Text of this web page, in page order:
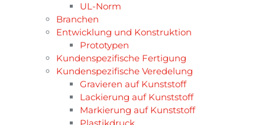
UL-Norm
Branchen
Entwicklung und Konstruktion
Prototypen
Kundenspezifische Fertigung
Kundenspezifische Veredelung
Gravieren auf Kunststoff
Lackierung auf Kunststoff
Markierung auf Kunststoff